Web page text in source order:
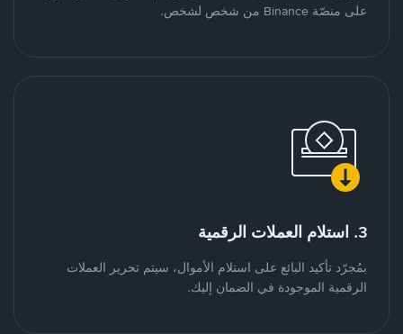
على منصّة Binance من شخص لشخص.
3. استلام العملات الرقمية
بمُجرّد تأكيد البائع على استلام الأموال، سيتم تحرير العملات
الرقمية الموجودة في الضمان إليك.